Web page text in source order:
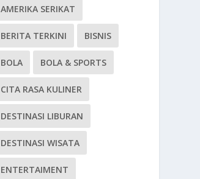
AMERIKA SERIKAT
BERITA TERKINI BISNIS
BOLA BOLA & SPORTS
CITA RASA KULINER
DESTINASI LIBURAN
DESTINASI WISATA
ENTERTAIMENT